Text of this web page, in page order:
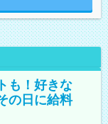
も！好きな
の日に給料